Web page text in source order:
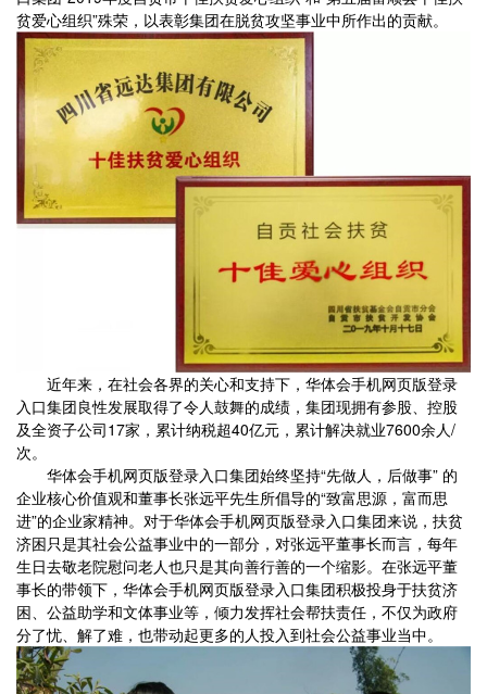
贫爱心组织”殊荣，以表彰集团在脱贫攻坚事业中所作出的贡献。
近年来，在社会各界的关心和支持下，华体会手机网页版登录
入口集团良性发展取得了令人鼓舞的成绩，集团现拥有参股、控股
及全资子公司17家，累计纳税超40亿元，累计解决就业7600余人/
次。
华体会手机网页版登录入口集团始终坚持“先做人，后做事” 的
企业核心价值观和董事长张远平先生所倡导的“致富思源，富而思
进”的企业家精神。对于华体会手机网页版登录入口集团来说，扶贫
济困只是其社会公益事业中的一部分，对张远平董事长而言，每年
生日去敬老院慰问老人也只是其向善行善的一个缩影。在张远平董
事长的带领下，华体会手机网页版登录入口集团积极投身于扶贫济
困、公益助学和文体事业等，倾力发挥社会帮扶责任，不仅为政府
分了忧、解了难，也带动起更多的人投入到社会公益事业当中。